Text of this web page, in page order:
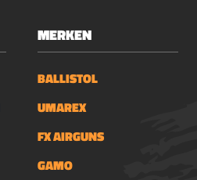
MERKEN
BALLISTOL
UMAREX
FX AIRGUNS
GAMO